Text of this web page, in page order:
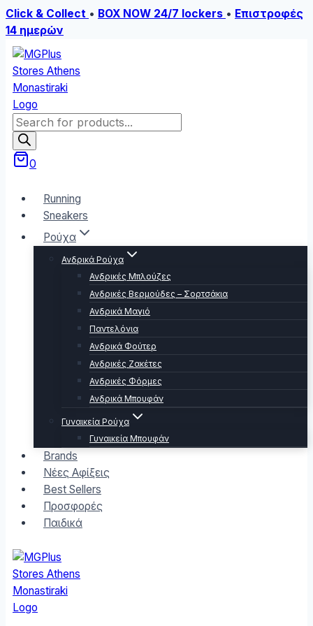
Click & Collect • BOX NOW 24/7 lockers • Επιστροφές
14 ημερών
Skip
to
content
Products
search
0
Running
Sneakers
Ρούχα
Ανδρικά Ρούχα
Ανδρικές Μπλούζες
Ανδρικές Βερμούδες – Σορτσάκια
Ανδρικά Μαγιό
Παντελόνια
Ανδρικά Φούτερ
Ανδρικές Ζακέτες
Ανδρικές Φόρμες
Ανδρικά Μπουφάν
Γυναικεία Ρούχα
Γυναικεία Μπουφάν
Brands
Νέες Αφίξεις
Best Sellers
Προσφορές
Παιδικά